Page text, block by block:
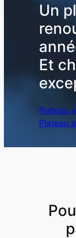
Un
Et
Plateau
Plateau